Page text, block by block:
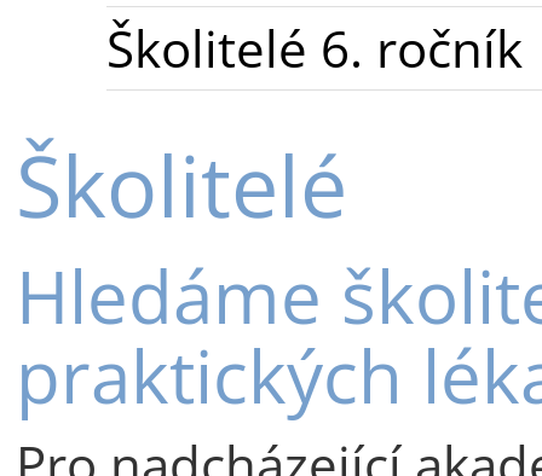
Školitelé 6. ročník
Školitelé
Hledáme
praktických